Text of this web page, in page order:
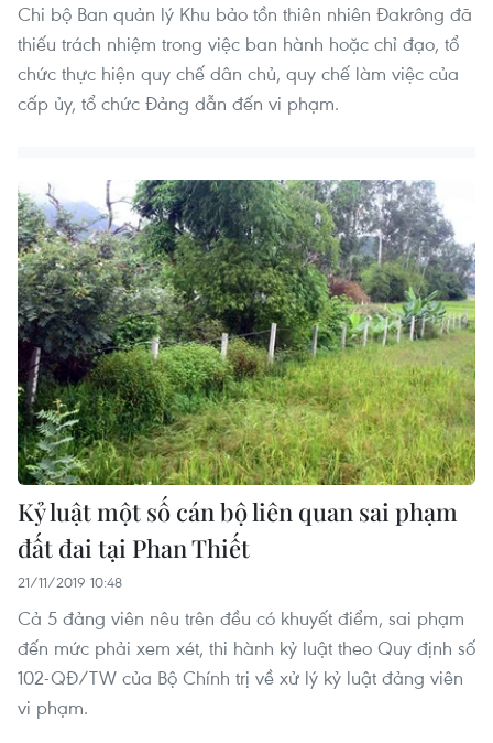
Chi bộ Ban quản lý Khu bảo tồn thiên nhiên Đakrông đã
thiếu trách nhiệm trong việc ban hành hoặc chỉ đạo, tổ
chức thực hiện quy chế dân chủ, quy chế làm việc của
cấp ủy, tổ chức Đảng dẫn đến vi phạm.
Kỷ luật một số cán bộ liên quan sai phạm
đất đai tại Phan Thiết
21/11/2019 10:48
Cả 5 đảng viên nêu trên đều có khuyết điểm, sai phạm
đến mức phải xem xét, thi hành kỷ luật theo Quy định số
102-QĐ/TW của Bộ Chính trị về xử lý kỷ luật đảng viên
vi phạm.